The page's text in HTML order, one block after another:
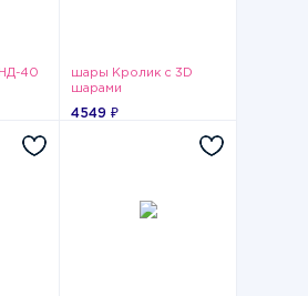
40
шары Кролик с 3D
шарами
4549 ₽